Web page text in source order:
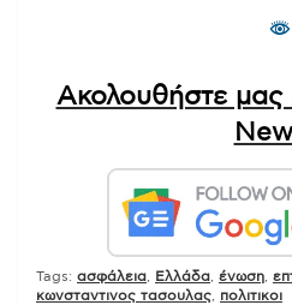
Ακολουθήστε μας
Tags: ασφάλεια Ελλάδα ένωση
κωνσταντινος τασουλας
πολιτικοι